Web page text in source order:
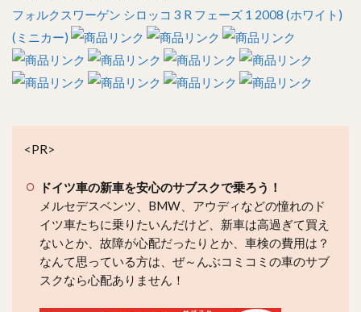
フォルクスワーゲン シロッコ 3 R フェーズ 1 2008 (ホワイト)
(ミニカー)
<PR>
ドイツ車の新車を安心のサブスクで乗ろう！
メルセデスベンツ、BMW、アウディなどの憧れのド
イツ車たちに乗りたいんだけど、新車は高過ぎて買え
ないとか、故障が心配だったりとか、車検の費用は？
なんて思っている方は、ぜ～んぶコミコミの車のサブ
スクなら心配ありません！